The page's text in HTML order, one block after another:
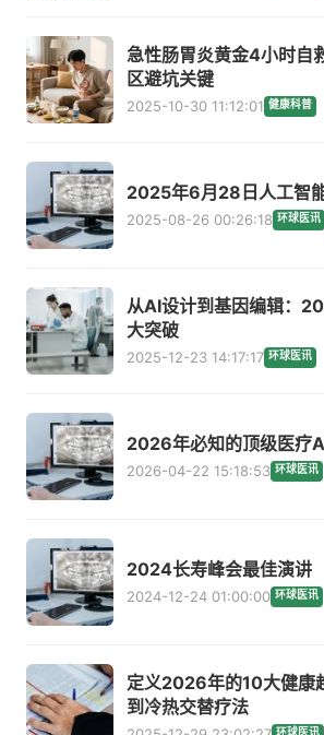
急性肠胃炎黄金4小时自
区避坑关键
2025-10-30 11:12:01 健康科普
2025年6月28日人工智
2025-08-26 00:26:18 环球医讯
从AI设计到基因编辑：
大突破
2025-12-23 14:17:17 环球医讯
2026年必知的顶级医疗
2026-04-22 15:18:53 环球医讯
2024长寿峰会最佳演讲
2024-12-24 01:00:00 环球医讯
定义2026年的10大健康
到冷热交替疗法
环球医讯